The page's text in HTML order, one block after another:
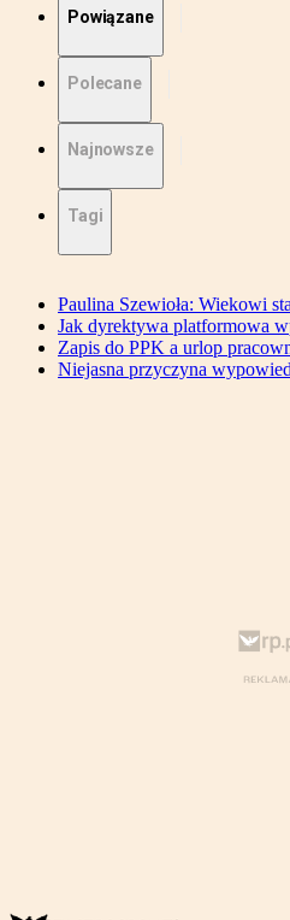
Powiązane
Polecane
Najnowsze
Tagi
Paulina Szewioła: Wiekowi
Jak dyrektywa platformowa
Zapis do PPK a urlop
Niejasna przyczyna